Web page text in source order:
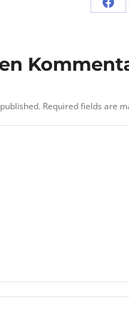
Required fields are